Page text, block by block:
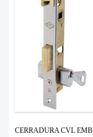
CERRADURA CVL